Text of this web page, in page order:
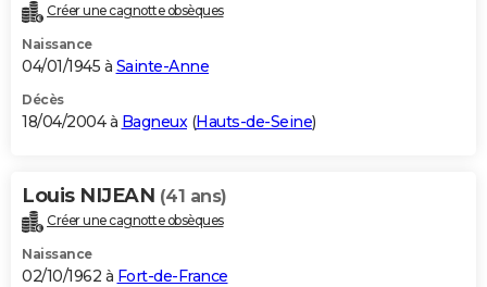
Créer une cagnotte obsèques
Naissance
04/01/1945 à Sainte-Anne
Décès
18/04/2004 à Bagneux(Hauts-de-Seine)
Louis NIJEAN (41 ans)
Créer une cagnotte obsèques
Naissance
02/10/1962 à Fort-de-France